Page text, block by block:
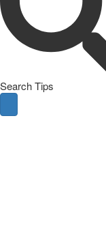
Search Tips